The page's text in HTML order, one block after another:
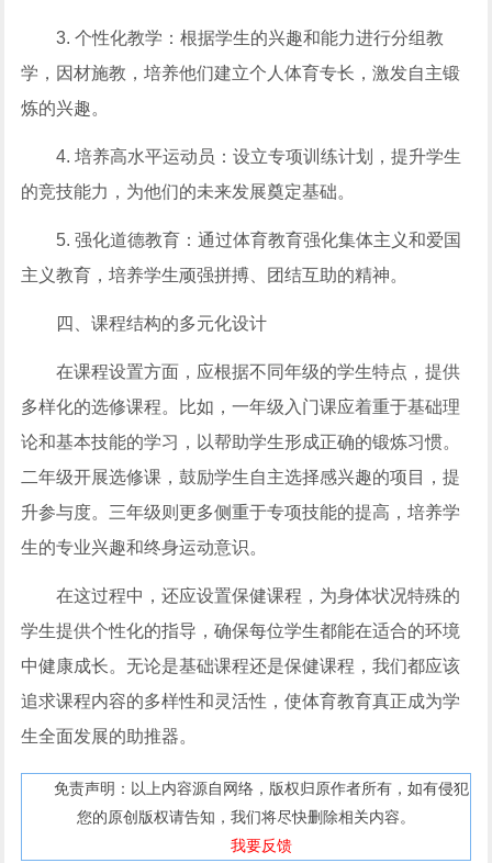
3. 个性化教学：根据学生的兴趣和能力进行分组教
学，因材施教，培养他们建立个人体育专长，激发自主锻
炼的兴趣。
4. 培养高水平运动员：设立专项训练计划，提升学生
的竞技能力，为他们的未来发展奠定基础。
5. 强化道德教育：通过体育教育强化集体主义和爱国
主义教育，培养学生顽强拼搏、团结互助的精神。
四、课程结构的多元化设计
在课程设置方面，应根据不同年级的学生特点，提供
多样化的选修课程。比如，一年级入门课应着重于基础理
论和基本技能的学习，以帮助学生形成正确的锻炼习惯。
二年级开展选修课，鼓励学生自主选择感兴趣的项目，提
升参与度。三年级则更多侧重于专项技能的提高，培养学
生的专业兴趣和终身运动意识。
在这过程中，还应设置保健课程，为身体状况特殊的
学生提供个性化的指导，确保每位学生都能在适合的环境
中健康成长。无论是基础课程还是保健课程，我们都应该
追求课程内容的多样性和灵活性，使体育教育真正成为学
生全面发展的助推器。
免责声明：以上内容源自网络，版权归原作者所有，如有侵犯
您的原创版权请告知，我们将尽快删除相关内容。
我要反馈